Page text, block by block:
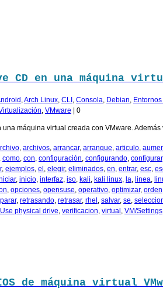
CD en una máquina
,Arch Linux, CLI , Consola, Debian,
, VMware 0
máquina virtual creada con VMware.
, archivos, arrancar, arranque, articulo,
, como, con, configuración, configurando, configurar
, ejemplos, el , elegir, eliminados, en, entrar, esc,
, inicio, interfaz, iso, kali, kali linux, la, linea,
, opciones, opensuse, operativo, optimizar, orden
, retrasando, retrasar, rhel , salvar, se,
Use physical drive, verificacion, virtual , VM/Settings
de máquina virtual